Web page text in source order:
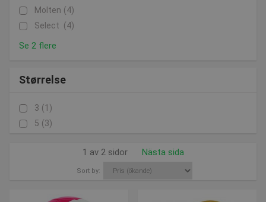
Molten (4)
Select (4)
Se 2 flere
Størrelse
3 (1)
5 (3)
1 av 2 sidor Nästa sida
Sort by: